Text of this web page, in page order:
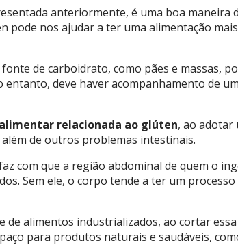
anteriormente, é uma boa maneira
nos ajudar a ter uma alimentação
de carboidrato, como pães e massas,
deve haver acompanhamento de
relacionada ao glúten, ao adotar
de outros problemas intestinais.
com que a região abdominal de quem o
Sem ele, o corpo tende a ter um
alimentos industrializados, ao cortar
para produtos naturais e saudáveis,